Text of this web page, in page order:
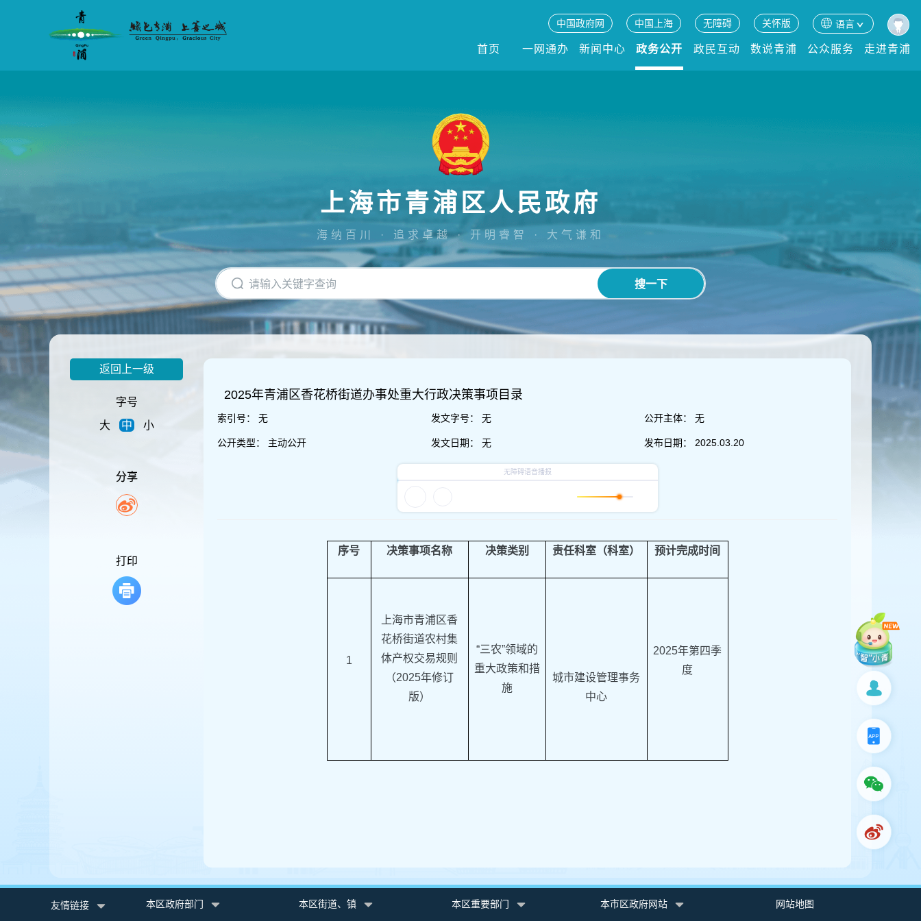
网
主
要
内
容
区
域
中国政府网 中国上海 无障碍 关怀版 语言
首页 一网通办 新闻中心 政务公开 政民互动 数说青浦 公众服务 走进青浦
上海市青浦区人民政府
海纳百川 · 追求卓越 · 开明睿智 · 大气谦和
搜一下
返回上一级
字号
大
中 小
分享
打印
2025年青浦区香花桥街道办事处重大行政决策事项目录
索引号： 无
公开类型： 主动公开
发文字号： 无
发文日期： 无
公开主体： 无
发布日期： 2025.03.20
序号 决策事项名称 决策类别 责任科室（科室） 预计完成时间
1
上海市青浦区香
花桥街道农村集
体产权交易规则
（2025年修订
版）
“三农”领域的
重大政策和措
施
城市建设管理事务
中心
2025年第四季
度
友情链接 本区政府部门 本区街道、镇 本区重要部门 本市区政府网站 网站地图